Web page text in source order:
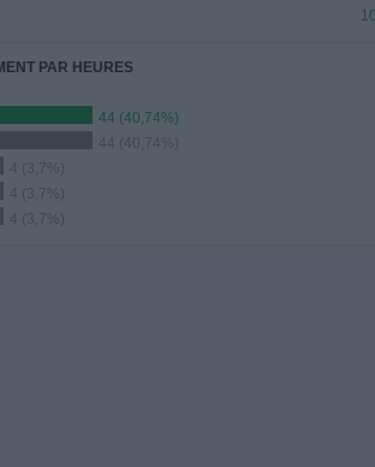
PAR HEURES
44 (40,74%)
44 (40,74%)
4 (3,7%)
4 (3,7%)
4 (3,7%)